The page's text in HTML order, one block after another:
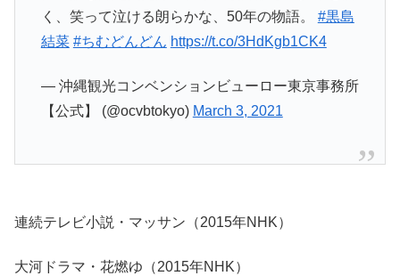
く、笑って泣ける朗らかな、50年の物語。 #黒島
結菜 #ちむどんどん https://t.co/3HdKgb1CK4
— 沖縄観光コンベンションビューロー東京事務所
【公式】 (@ocvbtokyo) March 3, 2021
連続テレビ小説・マッサン（2015年NHK）
大河ドラマ・花燃ゆ（2015年NHK）